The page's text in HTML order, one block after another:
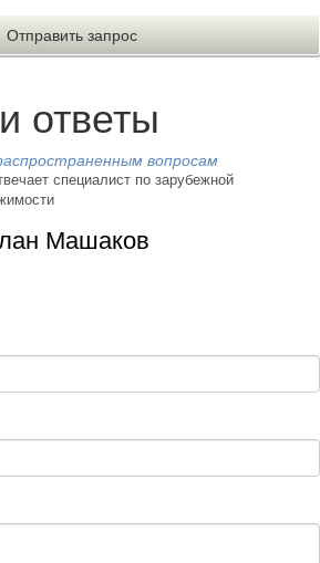
ответы
вопросам
специалист по зарубежной
Машаков